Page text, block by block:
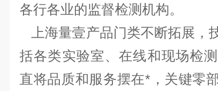
各行各业的监督检测机构。
上海量壹产品门类不断拓展，
括各类实验室、在线和现场检
直将品质和服务摆在*，关键零